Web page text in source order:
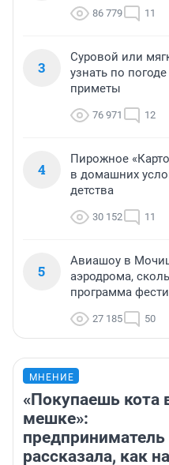
86 779 11
3
Суровой или
узнать по
приметы
76 971 12
4
Пирожное
в домашних
детства
30 152 11
5
Авиашоу в
аэродрома,
программа
27 185 50
МНЕНИЕ
«Покупаешь кота
мешке»:
предприниматель
рассказала, как на